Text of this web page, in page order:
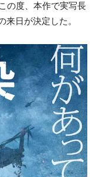
の度、本作で実写長
日が決定した。